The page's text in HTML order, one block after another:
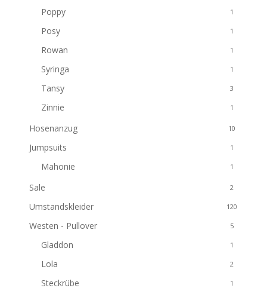
Poppy 1
Posy 1
Rowan 1
Syringa 1
Tansy 3
Zinnie 1
Hosenanzug 10
Jumpsuits 1
Mahonie 1
Sale 2
Umstandskleider 120
Westen - Pullover 5
Gladdon 1
Lola 2
Steckrübe 1